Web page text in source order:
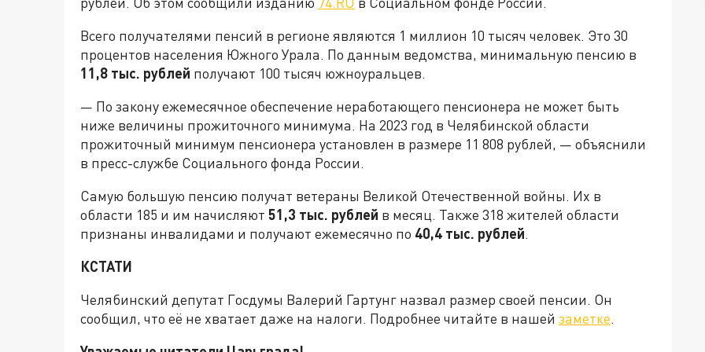
Всего получателями пенсий в регионе являются 1 миллион 10 тысяч человек. Это 30
процентов населения Южного Урала. По данным ведомства, минимальную пенсию в
11,8 тыс. рублей получают 100 тысяч южноуральцев.
— По закону ежемесячное обеспечение неработающего пенсионера не может быть
ниже величины прожиточного минимума. На 2023 год в Челябинской области
прожиточный минимум пенсионера установлен в размере 11 808 рублей, — объяснили
в пресс-службе Социального фонда России.
Самую большую пенсию получат ветераны Великой Отечественной войны. Их в
области 185 и им начисляют 51,3 тыс. рублей в месяц. Также 318 жителей области
признаны инвалидами и получают ежемесячно по 40,4 тыс. рублей.
КСТАТИ
Челябинский депутат Госдумы Валерий Гартунг назвал размер своей пенсии. Он
сообщил, что её не хватает даже на налоги. Подробнее читайте в нашей заметке.